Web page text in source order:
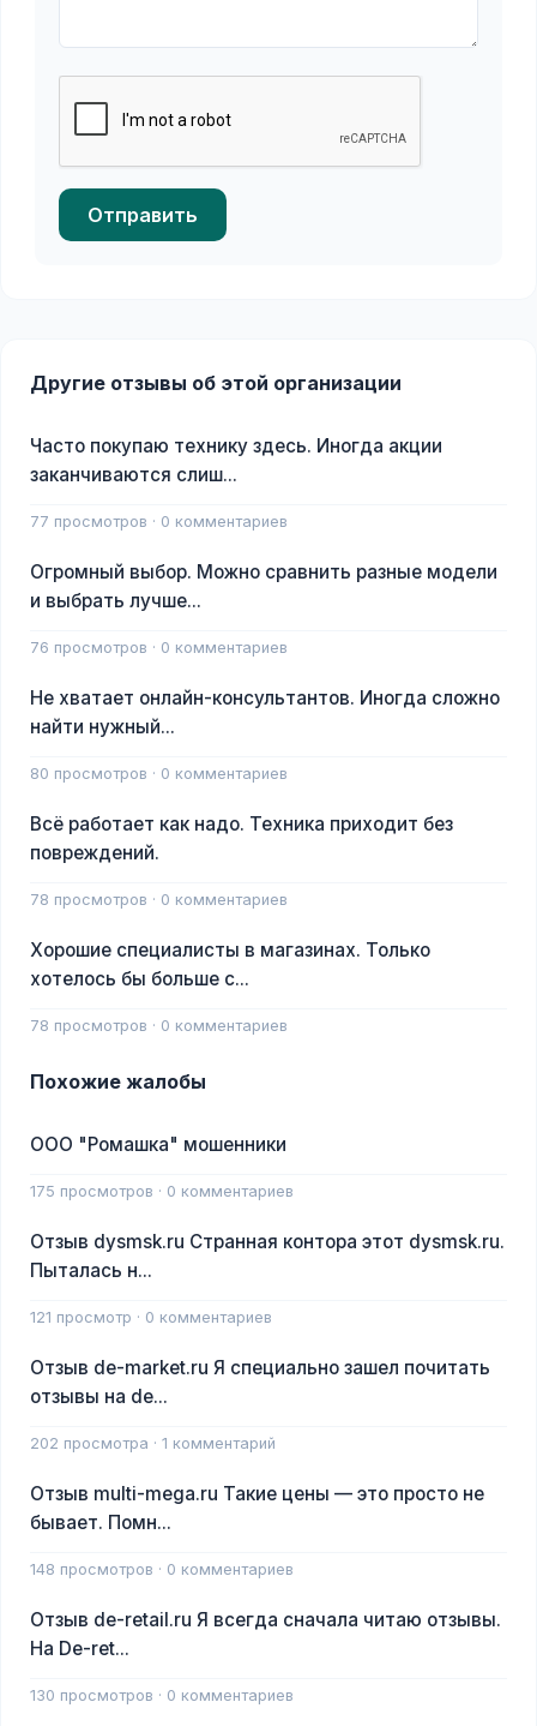
Отправить
Другие отзывы об этой организации
Часто покупаю технику здесь. Иногда акции
заканчиваются слиш...
77 просмотров · 0 комментариев
Огромный выбор. Можно сравнить разные модели
и выбрать лучше...
76 просмотров · 0 комментариев
Не хватает онлайн-консультантов. Иногда сложно
найти нужный...
80 просмотров · 0 комментариев
Всё работает как надо. Техника приходит без
повреждений.
78 просмотров · 0 комментариев
Хорошие специалисты в магазинах. Только
хотелось бы больше с...
78 просмотров · 0 комментариев
Похожие жалобы
ООО "Ромашка" мошенники
175 просмотров · 0 комментариев
Отзыв dysmsk.ru Странная контора этот dysmsk.ru.
Пыталась н...
121 просмотр · 0 комментариев
Отзыв de-market.ru Я специально зашел почитать
отзывы на de...
202 просмотра · 1 комментарий
Отзыв multi-mega.ru Такие цены — это просто не
бывает. Помн...
148 просмотров · 0 комментариев
Отзыв de-retail.ru Я всегда сначала читаю отзывы.
На De-ret...
130 просмотров · 0 комментариев